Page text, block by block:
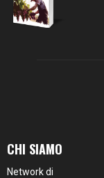
CHI SIAMO
Network di